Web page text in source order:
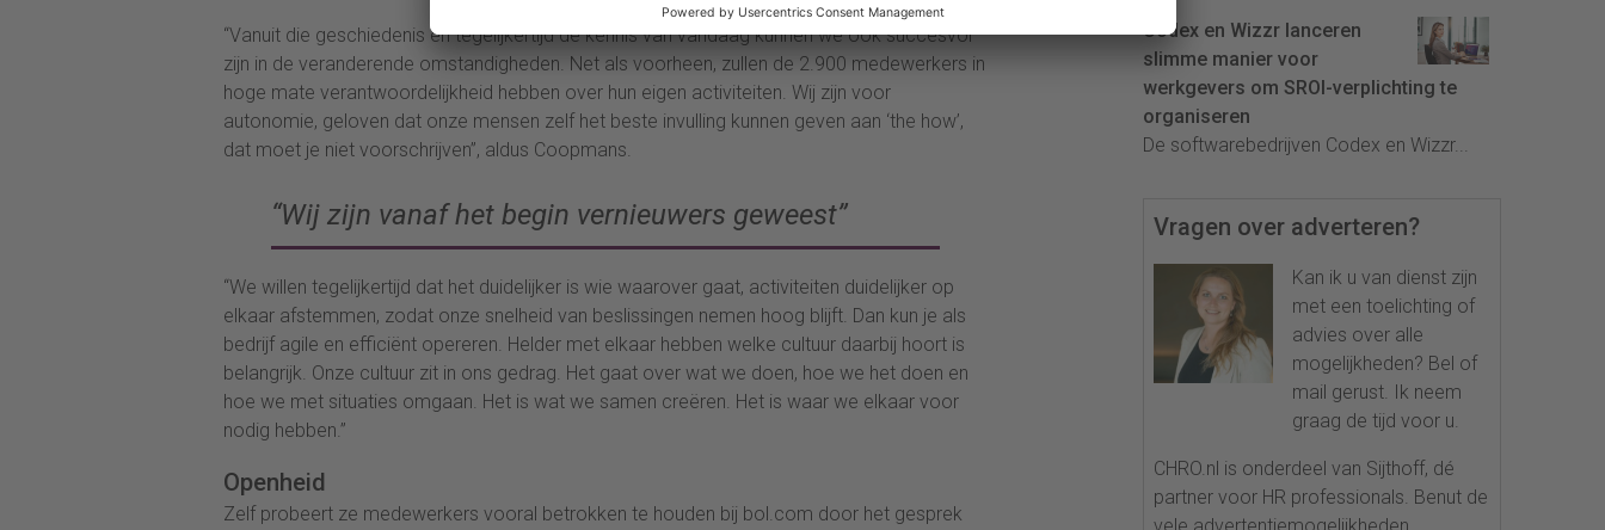
“Vanuit die geschiedenis en tegelijkertijd de kennis van vandaag kunnen we ook succesvol
zijn in de veranderende omstandigheden. Net als voorheen, zullen de 2.900 medewerkers in
hoge mate verantwoordelijkheid hebben over hun eigen activiteiten. Wij zijn voor
autonomie, geloven dat onze mensen zelf het beste invulling kunnen geven aan ‘the how’,
dat moet je niet voorschrijven”, aldus Coopmans.
“Wij zijn vanaf het begin vernieuwers geweest”
“We willen tegelijkertijd dat het duidelijker is wie waarover gaat, activiteiten duidelijker op
elkaar afstemmen, zodat onze snelheid van beslissingen nemen hoog blijft. Dan kun je als
bedrijf agile en efficiënt opereren. Helder met elkaar hebben welke cultuur daarbij hoort is
belangrijk. Onze cultuur zit in ons gedrag. Het gaat over wat we doen, hoe we het doen en
hoe we met situaties omgaan. Het is wat we samen creëren. Het is waar we elkaar voor
nodig hebben.”
Openheid
Zelf probeert ze medewerkers vooral betrokken te houden bij bol.com door het gesprek
Codex en Wizzr lanceren
slimme manier voor
werkgevers om SROI-verplichting te
organiseren
De softwarebedrijven Codex en Wizzr...
Vragen over adverteren?
Kan ik u van dienst zijn
met een toelichting of
advies over alle
mogelijkheden? Bel of
mail gerust. Ik neem
graag de tijd voor u.
CHRO.nl is onderdeel van Sijthoff, dé
partner voor HR professionals. Benut de